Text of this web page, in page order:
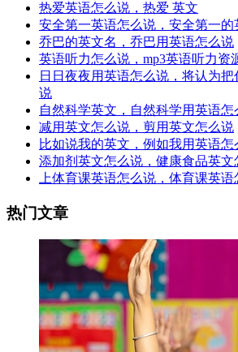
热爱英语怎么说，热爱 英文
安全第一英语怎么说，安全第一的
乔巴的英文名，乔巴用英语怎么说
英语听力怎么说，mp3英语听力资
日日夜夜用英语怎么说，将认为
说
自然科学英文，自然科学用英语怎
减用英文怎么说，剪用英文怎么说
比如说我的英文，例如我用英语怎
添加剂英文怎么说，健康食品英文
上体育课英语怎么说，体育课英
热门文章